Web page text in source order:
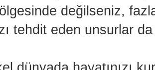
değilseniz,
tehdit eden unsurlar